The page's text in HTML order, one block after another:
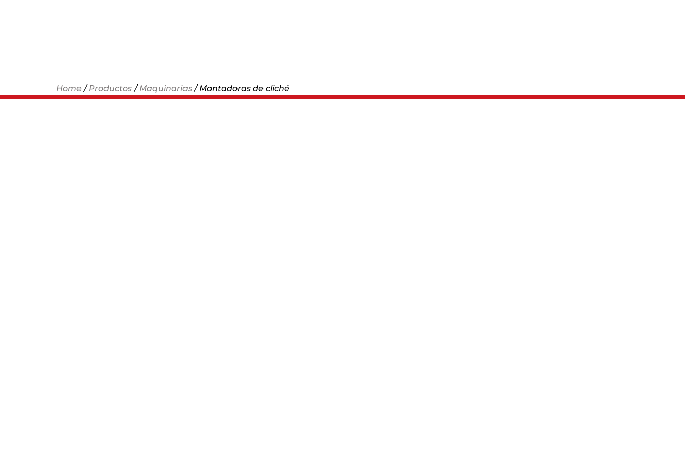
Home /Productos/Maquinarias/ Montadoras de cliché